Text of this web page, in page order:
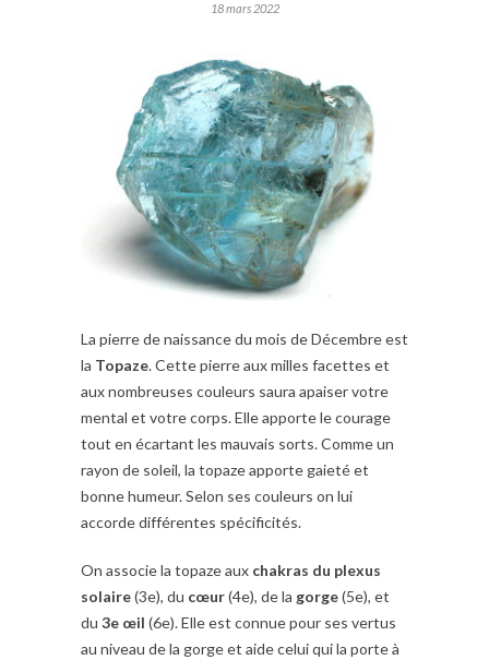
18 mars 2022
La pierre de naissance du mois de Décembre est
la Topaze. Cette pierre aux milles facettes et
aux nombreuses couleurs saura apaiser votre
mental et votre corps. Elle apporte le courage
tout en écartant les mauvais sorts. Comme un
rayon de soleil, la topaze apporte gaieté et
bonne humeur. Selon ses couleurs on lui
accorde différentes spécificités.
On associe la topaze aux chakras du plexus
solaire(3e), du cœur(4e), de la gorge(5e), et
du 3e œil (6e). Elle est connue pour ses vertus
au niveau de la gorge et aide celui qui la porte à